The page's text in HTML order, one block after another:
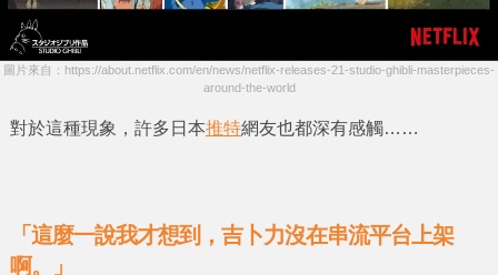
圖片來自：https://about.netflix.com/en/news/netflix-releases-21-studio-ghibli-masterpieces-
around-the-world
對於這種現象，許多日本推特網友也都深有感觸……
「這麼一說我才想到，吉卜力沒在串流平台上架
啊。」